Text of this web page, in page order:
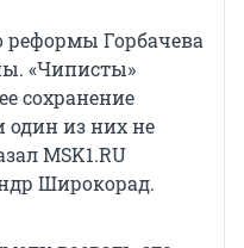
Горбачева
«Чиписты»
сохранение
из них не
MSK1.RU
Широкорад.